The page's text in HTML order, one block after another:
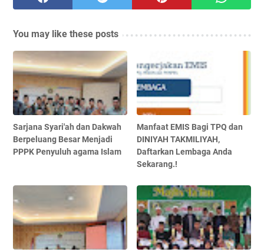
You may like these posts
Sarjana Syari'ah dan Dakwah
Berpeluang Besar Menjadi
PPPK Penyuluh agama Islam
Manfaat EMIS Bagi TPQ dan
DINIYAH TAKMILIYAH,
Daftarkan Lembaga Anda
Sekarang.!